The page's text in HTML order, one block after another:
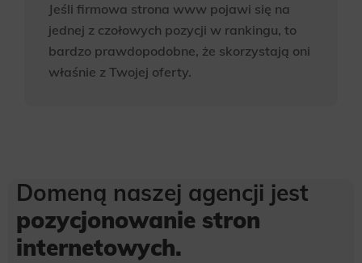
Jeśli firmowa strona www pojawi się na
jednej z czołowych pozycji w rankingu, to
bardzo prawdopodobne, że skorzystają oni
właśnie z Twojej oferty.
Domeną naszej agencji jest
pozycjonowanie stron
internetowych.